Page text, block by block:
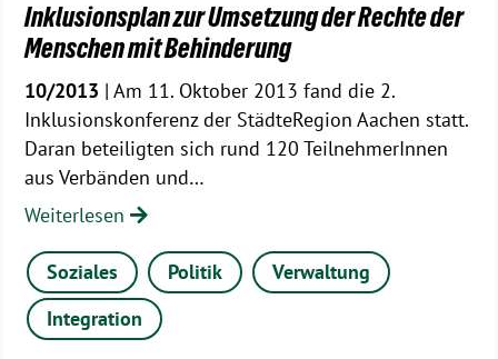
Inklusionsplan zur Umsetzung der Rechte der
Menschen mit Behinderung
10/2013 | Am 11. Oktober 2013 fand die 2.
Inklusionskonferenz der StädteRegion Aachen statt.
Daran beteiligten sich rund 120 TeilnehmerInnen
aus Verbänden und…
Weiterlesen
Soziales Politik
Verwaltung
Integration